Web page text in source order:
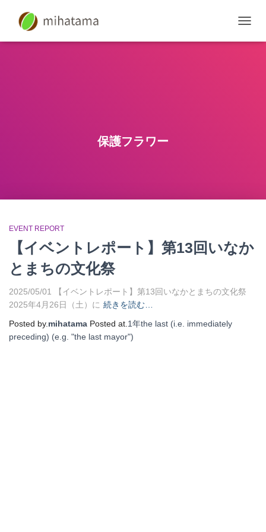
保護フラワー
EVENT REPORT
【イベントレポート】第13回いなか
とまちの文化祭
2025/05/01 【イベントレポート】第13回いなかとまちの文化祭
2025年4月26日（土）に 続きを読む…
Posted by. mihatama Posted at. 1年the last (i.e. immediately
preceding) (e.g. "the last mayor")